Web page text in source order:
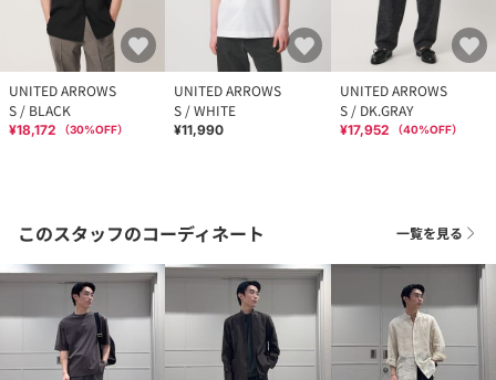
UNITED ARROWS
S / BLACK
¥18,172 （30%OFF）
UNITED ARROWS
S / WHITE
¥11,990
UNITED ARROWS
S / DK.GRAY
¥17,952 （40%OFF）
このスタッフのコーディネート 一覧を見る